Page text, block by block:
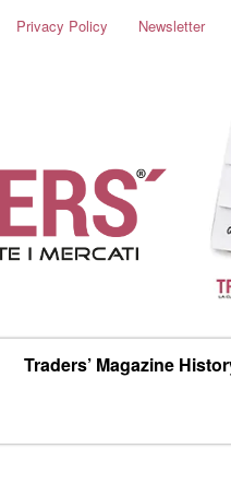
Privacy Policy Newsletter
Traders’ Magazine